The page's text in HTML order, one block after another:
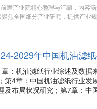
瞻产业院精心整理与汇编，内容
焦全国细分产业研究，提供产业
2029年中国机油滤
章：机油滤纸行业综述及数据
第4章：中国机油滤纸行业发
及布局状况研究；第7章：中